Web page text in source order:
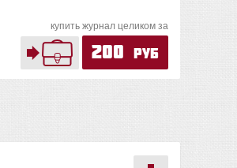
купить журнал целиком за
200 руб